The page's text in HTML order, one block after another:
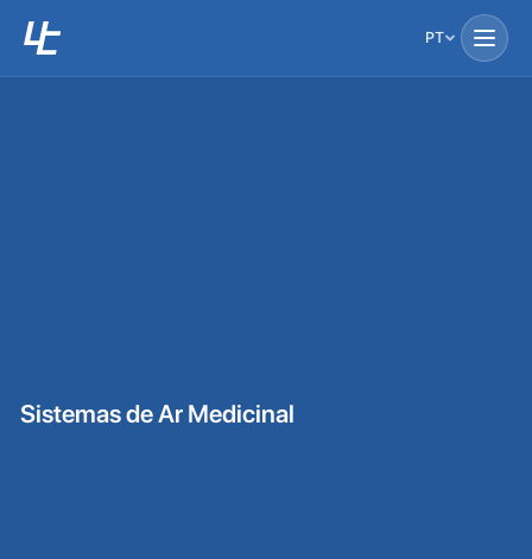
PT
Sistemas de Ar Medicinal